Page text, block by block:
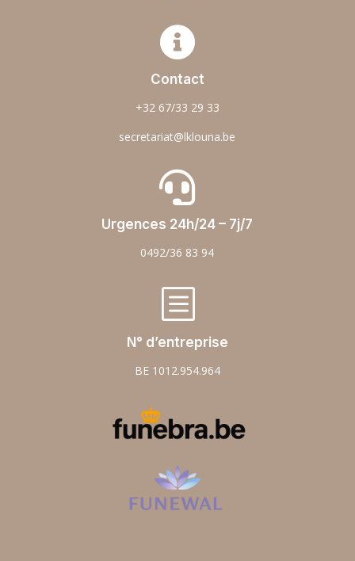

Contact
+32 67/33 29 33
secretariat@lklouna.be

Urgences 24h/24 – 7j/7
0492/36 83 94
b
N° d’entreprise
BE 1012.954.964